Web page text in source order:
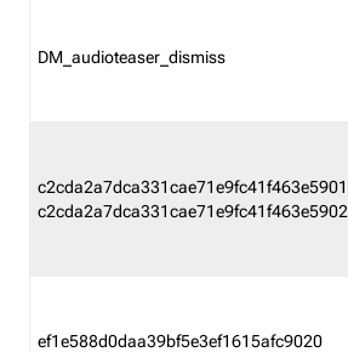
DM_audioteaser_dismiss
c2cda2a7dca331cae71e9fc41f463e5901
c2cda2a7dca331cae71e9fc41f463e5902
ef1e588d0daa39bf5e3ef1615afc9020